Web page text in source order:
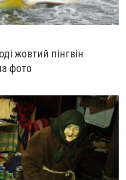
жовтий пінгвін
фото